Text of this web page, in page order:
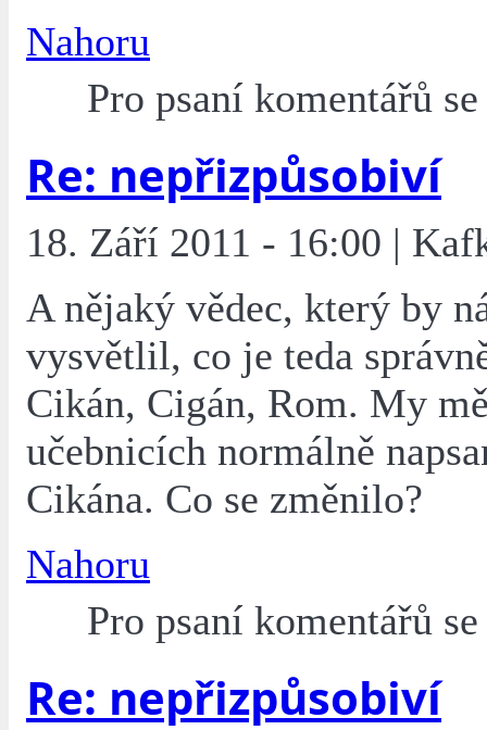
Nahoru
Pro psaní komentářů
Re: nepřizpůsobiví
18. Září 2011 - 16:00 |
A nějaký vědec, který by
vysvětlil, co je teda
Cikán, Cigán, Rom. My
učebnicích normálně
Cikána. Co se změnilo?
Nahoru
Pro psaní komentářů
Re: nepřizpůsobiví